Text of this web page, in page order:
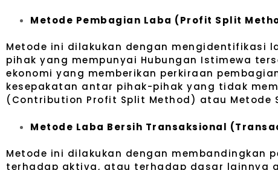
Metode Pembagian Laba (Profit Split
Metode ini dilakukan dengan
pihak yang mempunyai Hubungan Istimewa
ekonomi yang memberikan perkiraan
kesepakatan antar pihak-pihak yang tidak
(Contribution Profit Split Method) atau Metode
Metode Laba Bersih Transaksional
Metode ini dilakukan dengan membandingkan
terhadap aktiva, atau terhadap dasar lainnya